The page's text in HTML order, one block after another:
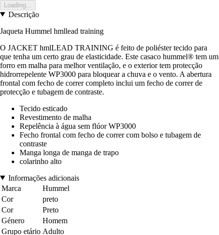
Loading...
Descrição
Jaqueta Hummel hmllead training
O JACKET hmlLEAD TRAINING é feito de poliéster tecido para
que tenha um certo grau de elasticidade. Este casaco hummel® tem um
forro em malha para melhor ventilação, e o exterior tem protecção
hidrorrepelente WP3000 para bloquear a chuva e o vento. A abertura
frontal com fecho de correr completo inclui um fecho de correr de
protecção e tubagem de contraste.
Tecido esticado
Revestimento de malha
Repelência à água sem flúor WP3000
Fecho frontal com fecho de correr com bolso e tubagem de
contraste
Manga longa de manga de trapo
colarinho alto
Informações adicionais
Marca
Hummel
Cor
preto
Cor
Preto
Género
Homem
Grupo etário Adulto